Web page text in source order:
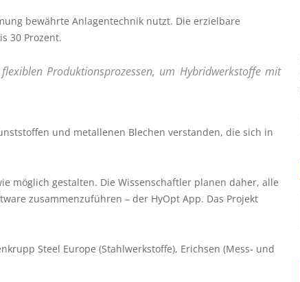
bewährte Anlagentechnik nutzt. Die erzielbare
30 Prozent.
Produktionsprozessen, um Hybridwerkstoffe mit
und metallenen Blechen verstanden, die sich in
möglich gestalten. Die Wissenschaftler planen daher, alle
zusammenzuführen – der HyOpt App. Das Projekt
Steel Europe (Stahlwerkstoffe), Erichsen (Mess- und